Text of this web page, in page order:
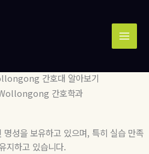
간호대 알아보기
성을 보유하고 있으며, 특히 실습 만족
지하고 있습니다.